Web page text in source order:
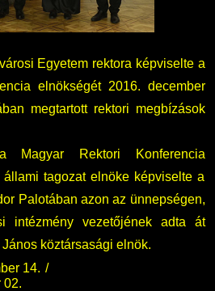
Egyetem rektora képviselte a
elnökségét 2016. december
megtartott rektori megbízások
Magyar Rektori Konferencia
tagozat elnöke képviselte a
Palotában azon az ünnepségen,
intézmény vezetőjének adta át
köztársasági elnök.
14.
02.